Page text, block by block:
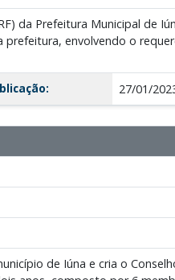
da Prefeitura Municipal de
envolvendo o
27/01/
de Iúna e cria o